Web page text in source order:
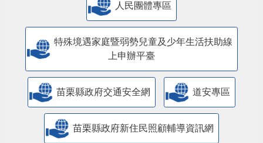
人民團體專區
特殊境遇家庭暨弱勢兒童及少年生活扶助線
上申辦平臺
苗栗縣政府交通安全網 道安專區
苗栗縣政府新住民照顧輔導資訊網